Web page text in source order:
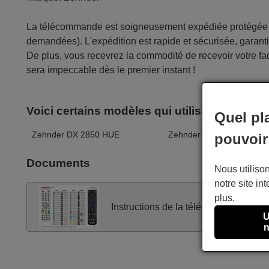
La télécommande est soigneusement expédiée
demandées). L'expédition est rapide et sécurisée,
De plus, vous recevrez la commodité de recevoir votre
sera impeccable dès le premier instant !
Voici certains modèles qui utilisent cette
Zehnder DX 2850 HUE Zehnder ZX 2750 HUe
Documents
Instructions de la télécommande
Quel
Nous
notre site
plus.